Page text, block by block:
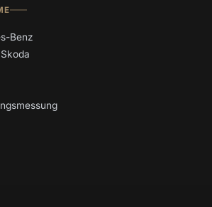
Benz